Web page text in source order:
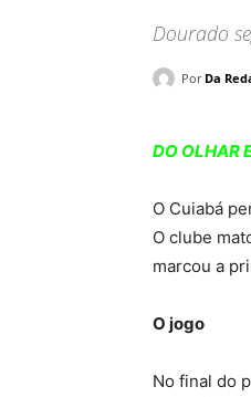
Dourado
Por Da
DO OLHAR
O Cuiabá
O clube
marcou a
O jogo
No final do